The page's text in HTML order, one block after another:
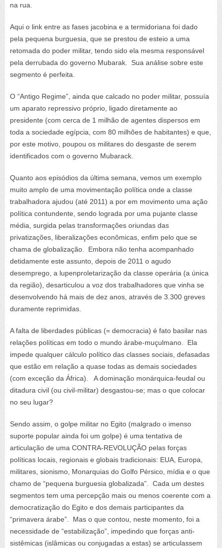
na rua.
Aqui o link entre as fases jacobina e a termidoriana foi dado
pela pequena burguesia, que se prestou de esteio a uma
retomada do poder militar, tendo sido ela mesma responsável
pela derrubada do governo Mubarak. Sua análise sobre este
segmento é perfeita.
O “Antigo Regime”, ainda que calcado no poder militar, possuía
um aparato repressivo próprio, ligado diretamente ao
presidente (com cerca de 1 milhão de agentes dispersos em
toda a sociedade egípcia, com 80 milhões de habitantes) e que,
por este motivo, poupou os militares do desgaste de serem
identificados com o governo Mubarack.
Quanto aos episódios da última semana, vemos um exemplo
muito amplo de uma movimentação política onde a classe
trabalhadora ajudou (até 2011) a por em movimento uma ação
política contundente, sendo lograda por uma pujante classe
média, surgida pelas transformações oriundas das
privatizações, liberalizações econômicas, enfim pelo que se
chama de globalização. Embora não tenha acompanhado
detidamente este assunto, depois de 2011 o agudo
desemprego, a lupenproletarização da classe operária (a única
da região), desarticulou a voz dos trabalhadores que vinha se
desenvolvendo há mais de dez anos, através de 3.300 greves
duramente reprimidas.
A falta de liberdades públicas (= democracia) é fato basilar nas
relações políticas em todo o mundo árabe-muçulmano. Ela
impede qualquer cálculo político das classes sociais, defasadas
que estão em relação a quase todas as demais sociedades
(com exceção da África). A dominação monárquica-feudal ou
ditadura civil (ou civil-militar) desgastou-se; mas o que colocar
no seu lugar?
Sendo assim, o golpe militar no Egito (malgrado o imenso
suporte popular ainda foi um golpe) é uma tentativa de
articulação de uma CONTRA-REVOLUÇÃO pelas forças
políticas locais, regionais e globais tradicionais: EUA, Europa,
militares, sionismo, Monarquias do Golfo Pérsico, mídia e o que
chamo de “pequena burguesia globalizada”. Cada um destes
segmentos tem uma percepção mais ou menos coerente com a
democratização do Egito e dos demais participantes da
“primavera árabe”. Mas o que contou, neste momento, foi a
necessidade de “estabilização”, impedindo que forças anti-
sistêmicas (islâmicas ou conjugadas a estas) se articulassem